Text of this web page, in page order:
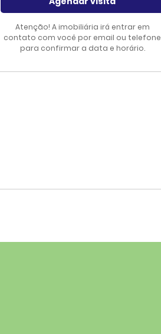
Atenção! A imobiliária irá entrar em
contato com você por email ou telefone
para confirmar a data e horário.